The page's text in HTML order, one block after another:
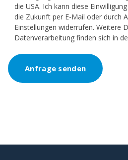
die USA. Ich kann diese
die Zukunft per E-Mail oder durch
Einstellungen widerrufen. Weitere
Datenverarbeitung finden sich in